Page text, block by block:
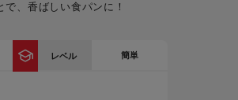
、香ばしい食パンに！
レベル 簡単